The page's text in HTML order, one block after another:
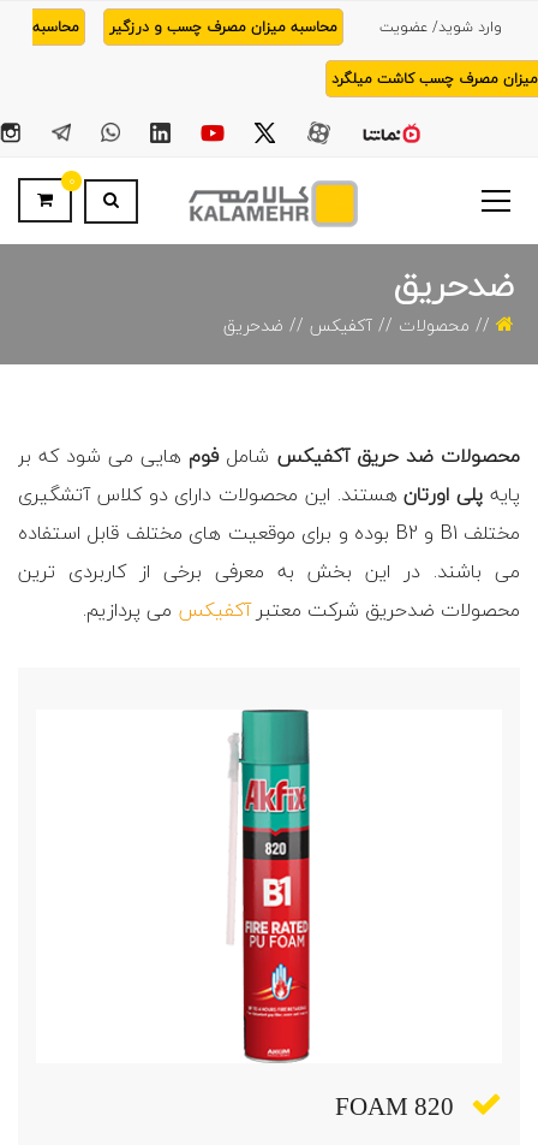
وارد شوید/ عضویت محاسبه میزان مصرف چسب و درزگیر محاسبه
میزان مصرف چسب کاشت میلگرد
0
ضدحریق
محصولات آکفیکس ضدحریق
محصولات ضد حریق آکفیکس شاملفوم هایی می شود که بر
پایه پلی اورتانهستند. این محصولات دارای دو کلاس آتشگیری
مختلف B1 و B2 بوده و برای موقعیت های مختلف قابل استفاده
می باشند. در این بخش به معرفی برخی از کاربردی ترین
محصولات ضدحریق شرکت معتبرآکفیکس می پردازیم.
FOAM 820